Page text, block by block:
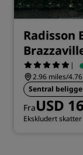
Radisson
|
2.96 miles/
Sentral
FraUSD
Ekskludert